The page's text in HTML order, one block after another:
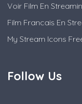
Voir Film En
Film Francais En
My Stream Icons
Follow Us